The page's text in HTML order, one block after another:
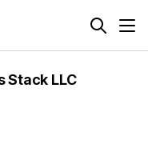
Stack LLC